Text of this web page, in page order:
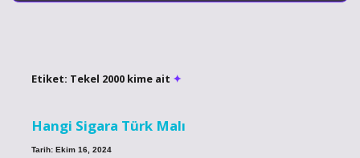
Etiket: Tekel 2000 kime ait
Hangi Sigara Türk Malı
Tarih: Ekim 16, 2024